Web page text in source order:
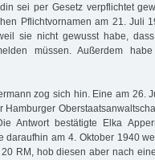
sei per Gesetz verpflichtet
Pflichtvornamen am 21. Juli
sie nicht gewusst habe,
müssen. Außerdem
zog sich hin. Eine am 26.
Hamburger
Antwort bestätigte Elka
daraufhin am 4. Oktober 1940
RM, hob diesen aber nach